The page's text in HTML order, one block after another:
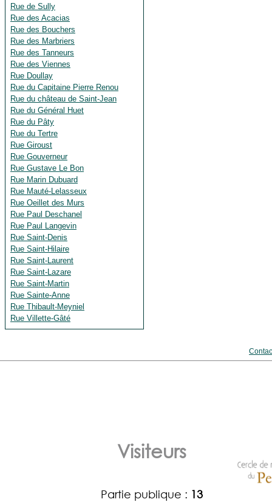
Rue de Sully
Rue des Acacias
Rue des Bouchers
Rue des Marbriers
Rue des Tanneurs
Rue des Viennes
Rue Doullay
Rue du Capitaine Pierre Renou
Rue du château de Saint-Jean
Rue du Général Huet
Rue du Pâty
Rue du Tertre
Rue Giroust
Rue Gouverneur
Rue Gustave Le Bon
Rue Marin Dubuard
Rue Mauté-Lelasseux
Rue Oeillet des Murs
Rue Paul Deschanel
Rue Paul Langevin
Rue Saint-Denis
Rue Saint-Hilaire
Rue Saint-Laurent
Rue Saint-Lazare
Rue Saint-Martin
Rue Sainte-Anne
Rue Thibault-Meyniel
Rue Villette-Gâté
Visiteurs
Partie publique : 13